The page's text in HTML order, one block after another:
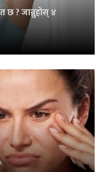
छ ? जान्नुहोस् ४